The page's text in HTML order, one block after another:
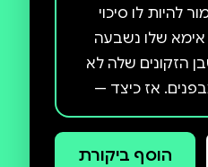
להיות לו סיכוי
אימא שלו נשבעה
הזקונים שלה לא
אז כיצד —
מצטיין, למפקד
— הוא מוצא
הוסף ביקורת